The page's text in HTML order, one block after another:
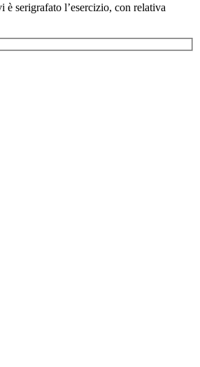
serigrafato l’esercizio, con relativa